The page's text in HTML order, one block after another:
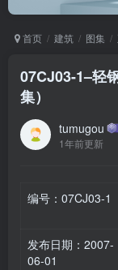
首页 建筑 图集
07CJ03-1–轻
集）
tumugou
1年前更新
编号：07CJ03-1
发布日期：2007-
06-01